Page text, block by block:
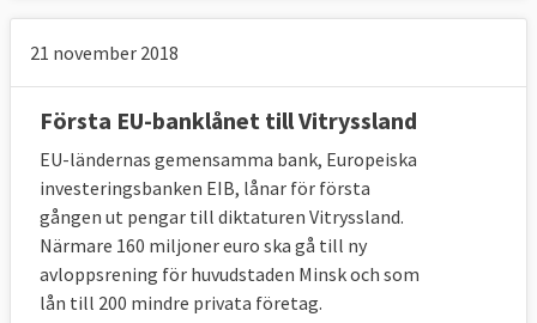
21 november 2018
Första EU-banklånet till Vitryssland
EU-ländernas gemensamma bank, Europeiska
investeringsbanken EIB, lånar för första
gången ut pengar till diktaturen Vitryssland.
Närmare 160 miljoner euro ska gå till ny
avloppsrening för huvudstaden Minsk och som
lån till 200 mindre privata företag.